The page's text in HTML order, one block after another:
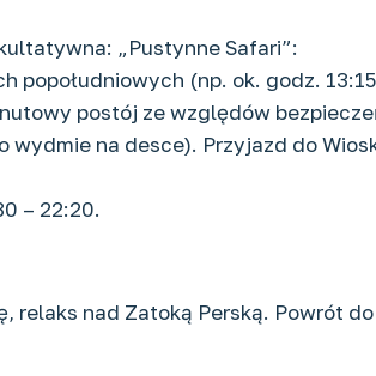
„Pustynne Safari”:
popołudniowych (np. ok. godz.
postój ze względów
wydmie na desce). Przyjazd do
– 22:20.
relaks nad Zatoką Perską. Powrót